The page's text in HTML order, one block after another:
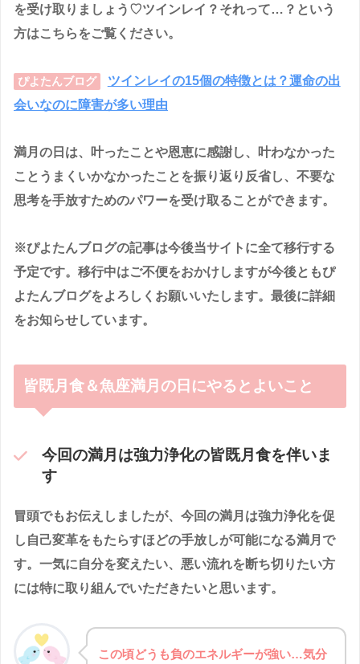
を受け取りましょう♡ツインレイ？それって…？という
方はこちらをご覧ください。
ぴよたんブログ
ツインレイの15個の特徴とは？運命の出
会いなのに障害が多い理由
満月の日は、叶ったことや恩恵に感謝し、叶わなかった
ことうまくいかなかったことを振り返り反省し、不要な
思考を手放すためのパワーを受け取ることができます。
※ぴよたんブログの記事は今後当サイトに全て移行する
予定です。移行中はご不便をおかけしますが今後ともぴ
よたんブログをよろしくお願いいたします。最後に詳細
をお知らせしています。
皆既月食＆魚座満月の日にやるとよいこと
今回の満月は強力浄化の皆既月食を伴いま
す
冒頭でもお伝えしましたが、今回の満月は強力浄化を促
し自己変革をもたらすほどの手放しが可能になる満月で
す。一気に自分を変えたい、悪い流れを断ち切りたい方
には特に取り組んでいただきたいと思います。
この頃どうも負のエネルギーが強い…気分